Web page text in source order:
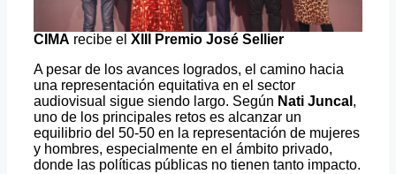
CIMA recibe el XIII Premio José Sellier
A pesar de los avances logrados, el camino hacia
una representación equitativa en el sector
audiovisual sigue siendo largo. Según Nati Juncal ,
uno de los principales retos es alcanzar un
equilibrio del 50-50 en la representación de mujeres
y hombres, especialmente en el ámbito privado,
donde las políticas públicas no tienen tanto impacto.